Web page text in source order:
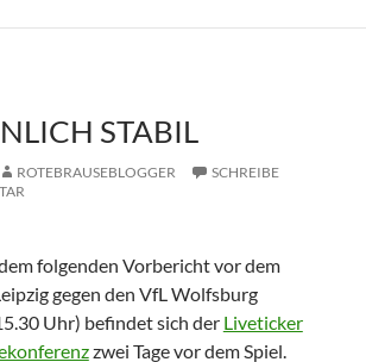
STABIL
ROTEBRAUSEBLOGGER
SCHREIBE
folgenden Vorbericht vor dem
gegen den VfL Wolfsburg
Uhr) befindet sich der Liveticker
zwei Tage vor dem Spiel.